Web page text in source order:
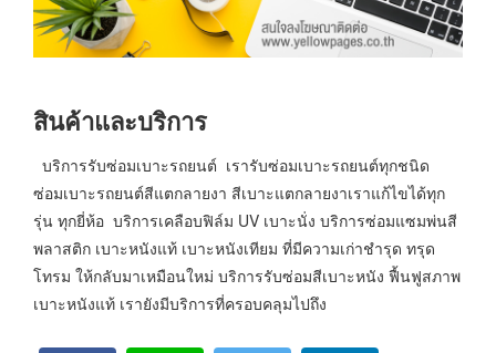
สินค้าและบริการ
บริการรับซ่อมเบาะรถยนต์ เรารับซ่อมเบาะรถยนต์ทุกชนิด
ซ่อมเบาะรถยนต์สีแตกลายงา สีเบาะแตกลายงาเราแก้ไขได้ทุก
รุ่น ทุกยี่ห้อ บริการเคลือบฟิล์ม UV เบาะนั่ง บริการซ่อมแซมพ่นสี
พลาสติก เบาะหนังแท้ เบาะหนังเทียม ที่มีความเก่าชำรุด ทรุด
โทรม ให้กลับมาเหมือนใหม่ บริการรับซ่อมสีเบาะหนัง ฟื้นฟูสภาพ
เบาะหนังแท้ เรายังมีบริการที่ครอบคลุมไปถึง